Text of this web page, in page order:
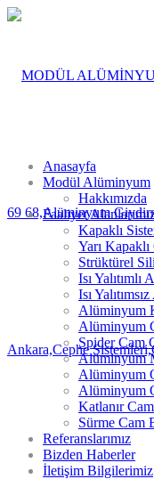
Anasayfa
Modül Alüminyum
Hakkımızda
Faaliyet
Kapaklı
Yarı
Strüktürel
Isı
Isı
Alüminyum
Alüminyum
Spider Cam
Alüminyum
Alüminyum
Alüminyum
Katlanır
Sürme Cam
Referanslarımız
Bizden Haberler
İletişim Bilgilerimiz